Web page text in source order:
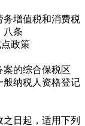
增值税和消费税
八条
政策
的综合保税区
般纳税人资格登记
日起，适用下列